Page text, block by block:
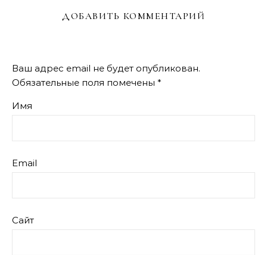
ДОБАВИТЬ КОММЕНТАРИЙ
Ваш адрес email не будет опубликован.
Обязательные поля помечены *
Имя
Email
Сайт